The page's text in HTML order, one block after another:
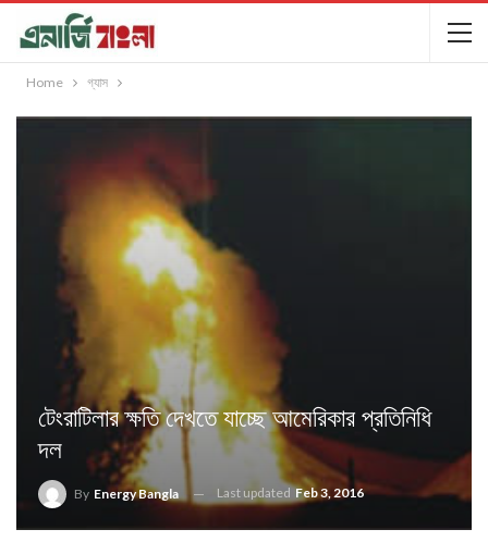
Home গ্যাস
টেংরাটিলার ক্ষতি দেখতে যাচ্ছে আমেরিকার প্রতিনিধি
দল
By Energy Bangla Last updatedFeb 3, 2016